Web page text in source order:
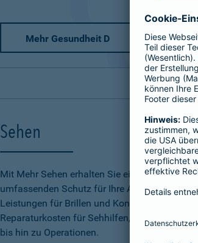
Mehr Gesundheit D
Sehen
Mit Mehr Sehen erhalten Sie einen
umfassenden Schutz für Ihre Augen inkl.
Leistungen für Brillen und Kontaktlinsen,
Reparaturkosten für Sehhilfen, Vorsorge
bis hin zu Operationen.